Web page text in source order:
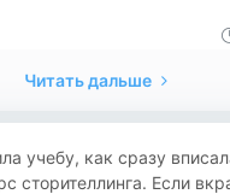
Читать дальше
учебу, как сразу
сторителлинга. Если